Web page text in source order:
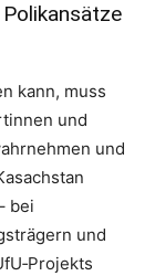
kann, muss
und
und
bei
und